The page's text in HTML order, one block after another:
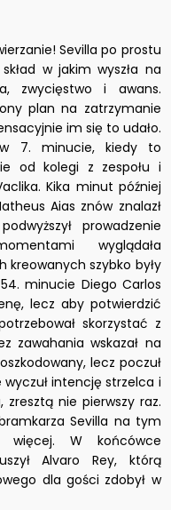
Sevilla po prostu
w jakim wyszła na
zwycięstwo i awans.
plan na zatrzymanie
im się to udało.
w 7. minucie, kiedy to
od kolegi z zespołu i
Kika minut później
Aias znów znalazł
prowadzenie
wyglądała
kreowanych szybko były
minucie Diego Carlos
lecz aby potwierdzić
skorzystać z
zawahania wskazał na
lecz poczuł
intencję strzelca i
zresztą nie pierwszy raz.
Sevilla na tym
więcej. W końcówce
Alvaro Rey, którą
dla gości zdobył w